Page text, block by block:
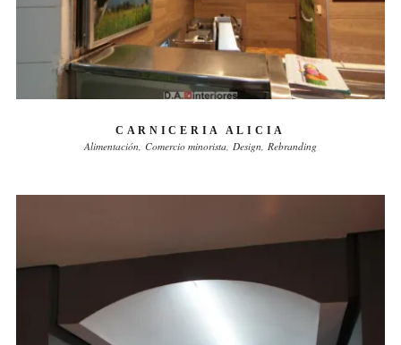
CARNICERIA ALICIA
Alimentación Comercio minorista Design Rebranding